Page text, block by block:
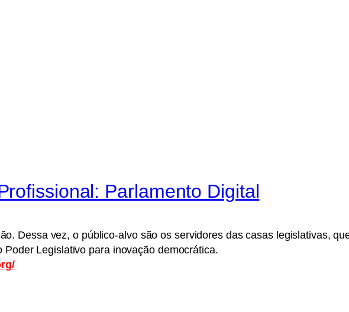
Parlamento Digital
Dessa vez, o público-alvo são os servidores das casas legislativas,
Legislativo para inovação democrática.